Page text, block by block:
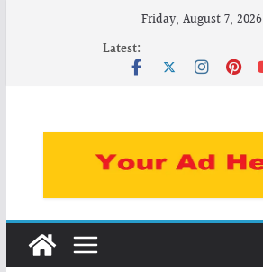
Friday, August 7, 2026
Latest: